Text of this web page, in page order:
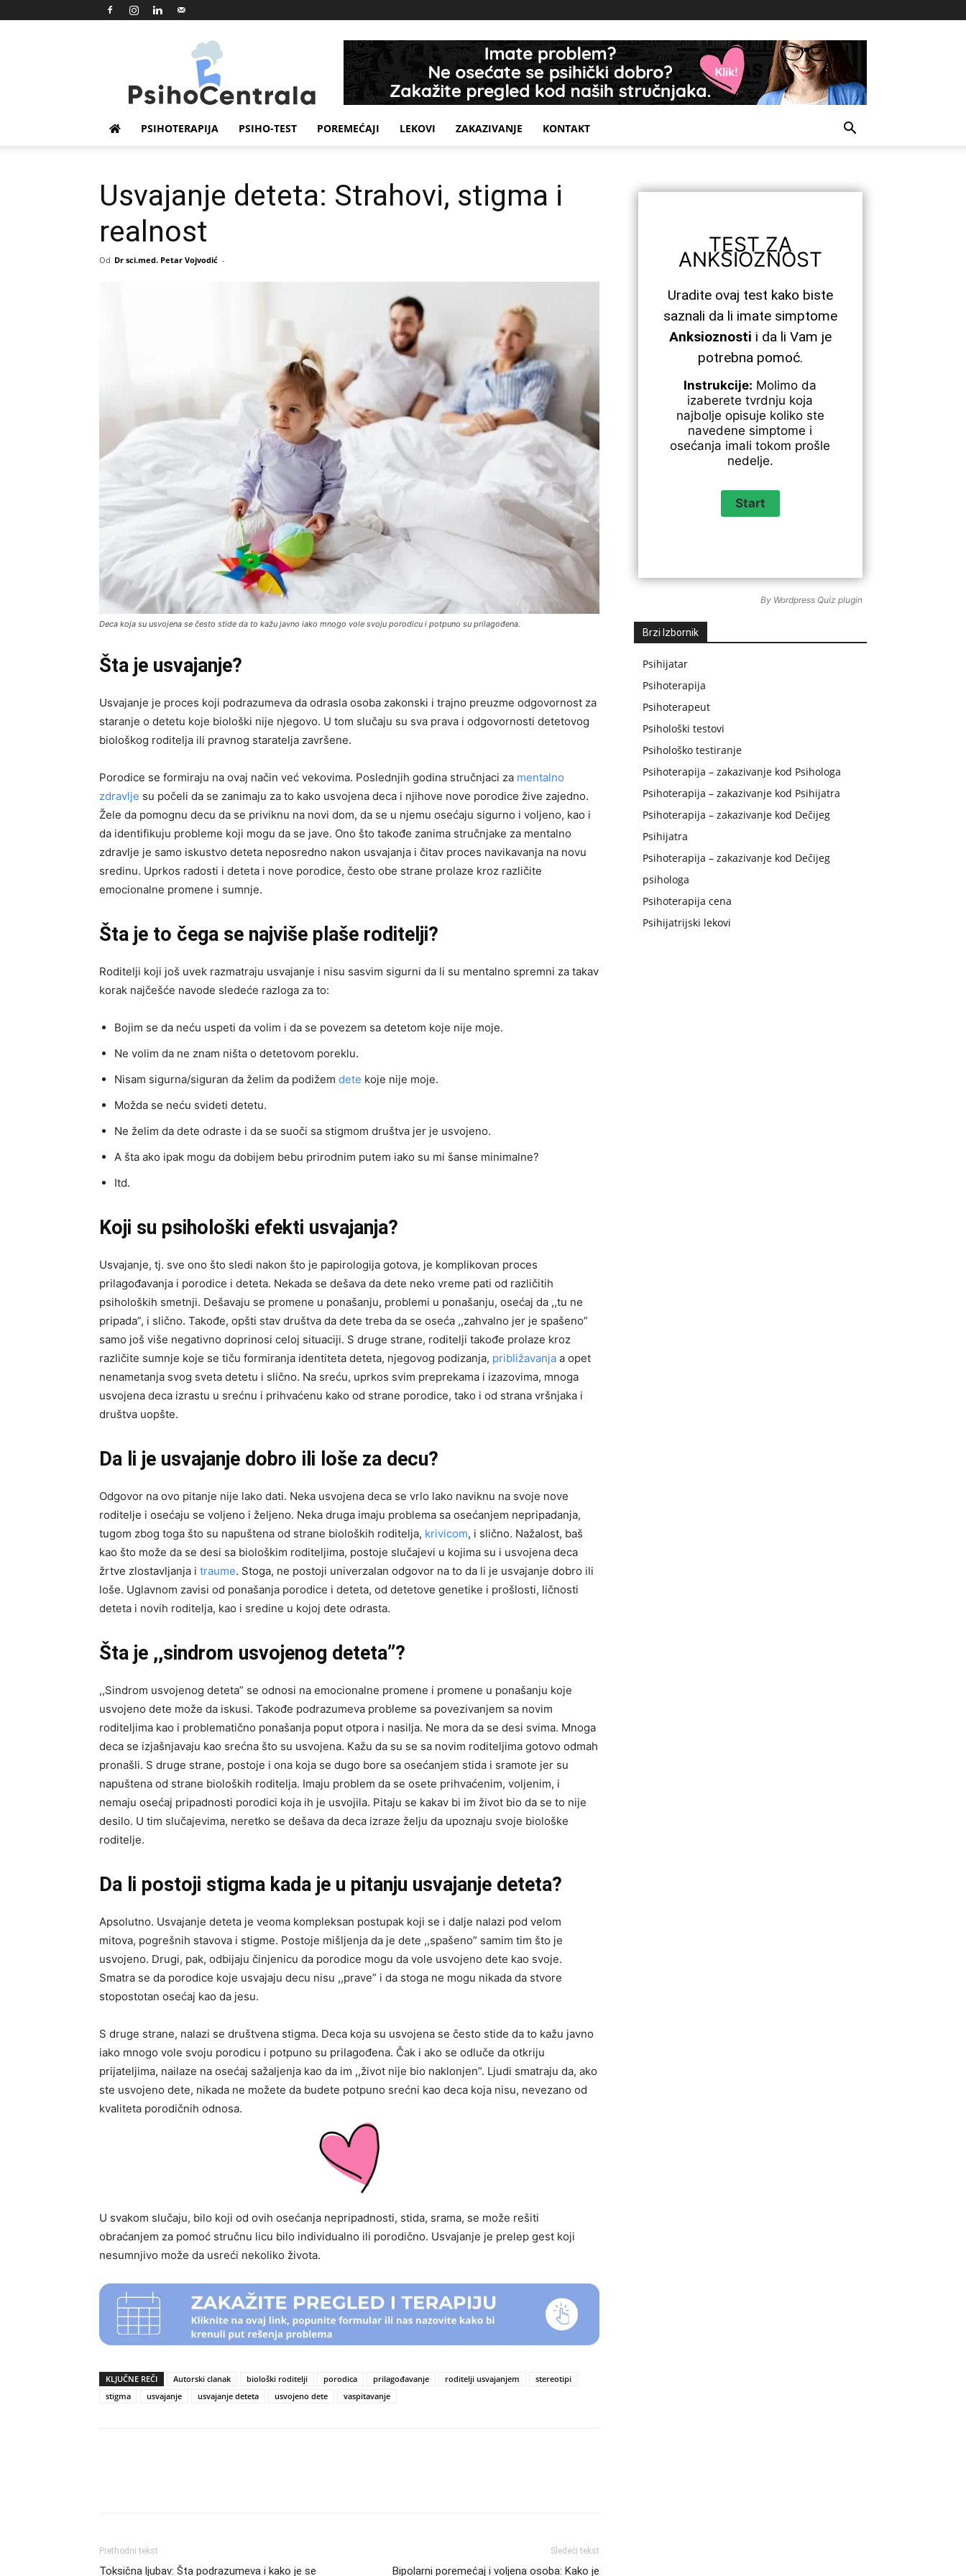
Psihocentrala
PSIHOTERAPIJA PSIHO-TEST POREMEĆAJI LEKOVI ZAKAZIVANJE KONTAKT
Usvajanje deteta: Strahovi, stigma i
realnost
Od Dr sci.med. Petar Vojvodić -
Deca koja su usvojena se često stide da to kažu javno iako mnogo vole svoju porodicu i potpuno su prilagođena.
Šta je usvajanje?
Usvajanje je proces koji podrazumeva da odrasla osoba zakonski i trajno preuzme odgovornost za
staranje o detetu koje biološki nije njegovo. U tom slučaju su sva prava i odgovornosti detetovog
biološkog roditelja ili pravnog staratelja završene.
Porodice se formiraju na ovaj način već vekovima. Poslednjih godina stručnjaci za mentalno
zdravlje su počeli da se zanimaju za to kako usvojena deca i njihove nove porodice žive zajedno.
Žele da pomognu decu da se priviknu na novi dom, da se u njemu osećaju sigurno i voljeno, kao i
da identifikuju probleme koji mogu da se jave. Ono što takođe zanima stručnjake za mentalno
zdravlje je samo iskustvo deteta neposredno nakon usvajanja i čitav proces navikavanja na novu
sredinu. Uprkos radosti i deteta i nove porodice, često obe strane prolaze kroz različite
emocionalne promene i sumnje.
Šta je to čega se najviše plaše roditelji?
Roditelji koji još uvek razmatraju usvajanje i nisu sasvim sigurni da li su mentalno spremni za takav
korak najčešće navode sledeće razloga za to:
Bojim se da neću uspeti da volim i da se povezem sa detetom koje nije moje.
Ne volim da ne znam ništa o detetovom poreklu.
Nisam sigurna/siguran da želim da podižem dete koje nije moje.
Možda se neću svideti detetu.
Ne želim da dete odraste i da se suoči sa stigmom društva jer je usvojeno.
A šta ako ipak mogu da dobijem bebu prirodnim putem iako su mi šanse minimalne?
Itd.
Koji su psihološki efekti usvajanja?
Usvajanje, tj. sve ono što sledi nakon što je papirologija gotova, je komplikovan proces
prilagođavanja i porodice i deteta. Nekada se dešava da dete neko vreme pati od različitih
psiholoških smetnji. Dešavaju se promene u ponašanju, problemi u ponašanju, osećaj da ,,tu ne
pripada”, i slično. Takođe, opšti stav društva da dete treba da se oseća ,,zahvalno jer je spašeno”
samo još više negativno doprinosi celoj situaciji. S druge strane, roditelji takođe prolaze kroz
različite sumnje koje se tiču formiranja identiteta deteta, njegovog podizanja, približavanja a opet
nenametanja svog sveta detetu i slično. Na sreću, uprkos svim preprekama i izazovima, mnoga
usvojena deca izrastu u srećnu i prihvaćenu kako od strane porodice, tako i od strana vršnjaka i
društva uopšte.
Da li je usvajanje dobro ili loše za decu?
Odgovor na ovo pitanje nije lako dati. Neka usvojena deca se vrlo lako naviknu na svoje nove
roditelje i osećaju se voljeno i željeno. Neka druga imaju problema sa osećanjem nepripadanja,
tugom zbog toga što su napuštena od strane bioloških roditelja, krivicom, i slično. Nažalost, baš
kao što može da se desi sa biološkim roditeljima, postoje slučajevi u kojima su i usvojena deca
žrtve zlostavljanja i traume. Stoga, ne postoji univerzalan odgovor na to da li je usvajanje dobro ili
loše. Uglavnom zavisi od ponašanja porodice i deteta, od detetove genetike i prošlosti, ličnosti
deteta i novih roditelja, kao i sredine u kojoj dete odrasta.
Šta je ,,sindrom usvojenog deteta”?
,,Sindrom usvojenog deteta” se odnosi na emocionalne promene i promene u ponašanju koje
usvojeno dete može da iskusi. Takođe podrazumeva probleme sa povezivanjem sa novim
roditeljima kao i problematično ponašanja poput otpora i nasilja. Ne mora da se desi svima. Mnoga
deca se izjašnjavaju kao srećna što su usvojena. Kažu da su se sa novim roditeljima gotovo odmah
pronašli. S druge strane, postoje i ona koja se dugo bore sa osećanjem stida i sramote jer su
napuštena od strane bioloških roditelja. Imaju problem da se osete prihvaćenim, voljenim, i
nemaju osećaj pripadnosti porodici koja ih je usvojila. Pitaju se kakav bi im život bio da se to nije
desilo. U tim slučajevima, neretko se dešava da deca izraze želju da upoznaju svoje biološke
roditelje.
Da li postoji stigma kada je u pitanju usvajanje deteta?
Apsolutno. Usvajanje deteta je veoma kompleksan postupak koji se i dalje nalazi pod velom
mitova, pogrešnih stavova i stigme. Postoje mišljenja da je dete ,,spašeno” samim tim što je
usvojeno. Drugi, pak, odbijaju činjenicu da porodice mogu da vole usvojeno dete kao svoje.
Smatra se da porodice koje usvajaju decu nisu ,,prave” i da stoga ne mogu nikada da stvore
stopostotan osećaj kao da jesu.
S druge strane, nalazi se društvena stigma. Deca koja su usvojena se često stide da to kažu javno
iako mnogo vole svoju porodicu i potpuno su prilagođena. Čak i ako se odluče da otkriju
prijateljima, nailaze na osećaj sažaljenja kao da im ,,život nije bio naklonjen”. Ljudi smatraju da, ako
ste usvojeno dete, nikada ne možete da budete potpuno srećni kao deca koja nisu, nevezano od
kvaliteta porodičnih odnosa.
U svakom slučaju, bilo koji od ovih osećanja nepripadnosti, stida, srama, se može rešiti
obraćanjem za pomoć stručnu licu bilo individualno ili porodično. Usvajanje je prelep gest koji
nesumnjivo može da usreći nekoliko života.
KLJUČNE REČI Autorski clanak biološki roditelji porodica prilagođavanje roditelji usvajanjem
stereotipi
stigma
usvajanje usvajanje deteta usvojeno dete vaspitavanje
Prethodni tekst
Toksična ljubav: Šta podrazumeva i kako je se
Sledeći tekst
Bipolarni poremećaj i voljena osoba: Kako je
TEST ZA
ANKSIOZNOST
Uradite ovaj test kako biste
saznali da li imate simptome
Anksioznosti i da li Vam je
potrebna pomoć.
Instrukcije: Molimo da
izaberete tvrdnju koja
najbolje opisuje koliko ste
navedene simptome i
osećanja imali tokom prošle
nedelje.
By Wordpress Quiz plugin
Brzi Izbornik
Psihijatar
Psihoterapija
Psihoterapeut
Psihološki testovi
Psihološko testiranje
Psihoterapija – zakazivanje kod Psihologa
Psihoterapija – zakazivanje kod Psihijatra
Psihoterapija – zakazivanje kod Dečijeg
Psihijatra
Psihoterapija – zakazivanje kod Dečijeg
psihologa
Psihoterapija cena
Psihijatrijski lekovi